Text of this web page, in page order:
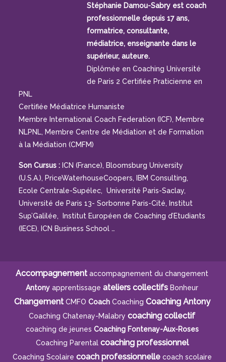
Stéphanie Damou-Sabry est coach
professionnelle depuis 17 ans,
formatrice, consultante,
médiatrice, enseignante dans le
supérieur, auteure.
Diplômée en Coaching Université
de Paris 2 Certifiée Praticienne en
PNL
Certifiée Médiatrice Humaniste
Membre International Coach Federation (ICF), Membre
NLPNL, Membre Centre de Médiation et de Formation
à la Médiation (CMFM)
Son Cursus : ICN (France), Bloomsburg University
(U.S.A.), PriceWaterhouseCoopers, IBM Consulting,
Ecole Centrale-Supélec, Université Paris-Saclay,
Université de Paris 13- Sorbonne Paris-Cité, Institut
Sup’Galilée, Institut Européen de Coaching d’Etudiants
(IECE), ICN Business School …
Accompagnement accompagnement du changement
Antony apprentissage ateliers collectifs Bonheur
Changement CMFO Coach Coaching Coaching Antony
Coaching Chatenay-Malabry coaching collectif
coaching de jeunes Coaching Fontenay-Aux-Roses
Coaching Parental coaching professionnel
Coaching Scolaire coach professionnelle coach scolaire